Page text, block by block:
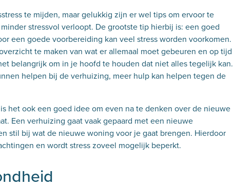
te mijden, maar gelukkig zijn er wel tips om ervoor te
stressvol verloopt. De grootste tip hierbij is: een goed
een goede voorbereiding kan veel stress worden voorkomen.
te maken van wat er allemaal moet gebeuren en op tijd
belangrijk om in je hoofd te houden dat niet alles tegelijk kan.
helpen bij de verhuizing, meer hulp kan helpen tegen de
het ook een goed idee om even na te denken over de nieuwe
Een verhuizing gaat vaak gepaard met een nieuwe
stil bij wat de nieuwe woning voor je gaat brengen. Hierdoor
en wordt stress zoveel mogelijk beperkt.